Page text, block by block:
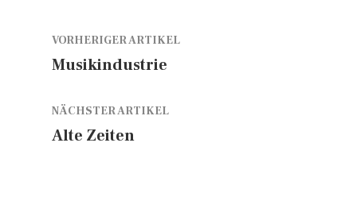
VORHERIGER ARTIKEL
Musikindustrie
NÄCHSTER ARTIKEL
Alte Zeiten